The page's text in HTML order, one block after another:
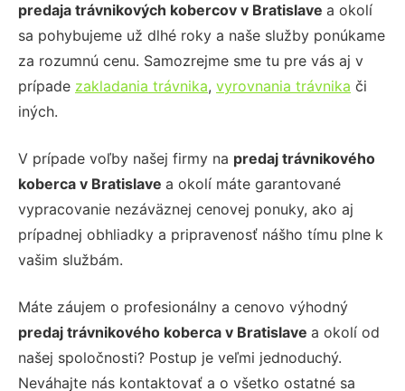
predaja trávnikových kobercov v Bratislave a okolí
sa pohybujeme už dlhé roky a naše služby ponúkame
za rozumnú cenu. Samozrejme sme tu pre vás aj v
prípade zakladania trávnika, vyrovnania trávnika či
iných.
V prípade voľby našej firmy na predaj trávnikového
koberca v Bratislave a okolí máte garantované
vypracovanie nezáväznej cenovej ponuky, ako aj
prípadnej obhliadky a pripravenosť nášho tímu plne k
vašim službám.
Máte záujem o profesionálny a cenovo výhodný
predaj trávnikového koberca v Bratislave a okolí od
našej spoločnosti? Postup je veľmi jednoduchý.
Neváhajte nás kontaktovať a o všetko ostatné sa